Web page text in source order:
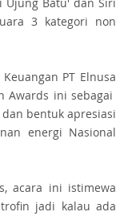
3 kategori non
PT Elnusa
Awards ini sebagai
bentuk apresiasi
energi Nasional
acara ini istimewa
jadi kalau ada